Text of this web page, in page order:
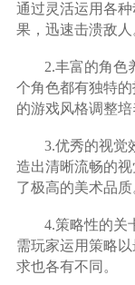
通过灵活运用各
果，迅速击溃敌人
2.丰富的角色
个角色都有独特
的游戏风格调整培
3.优秀的视觉
造出清晰流畅的
了极高的美术品质
4.策略性的关
需玩家运用策略
求也各有不同。